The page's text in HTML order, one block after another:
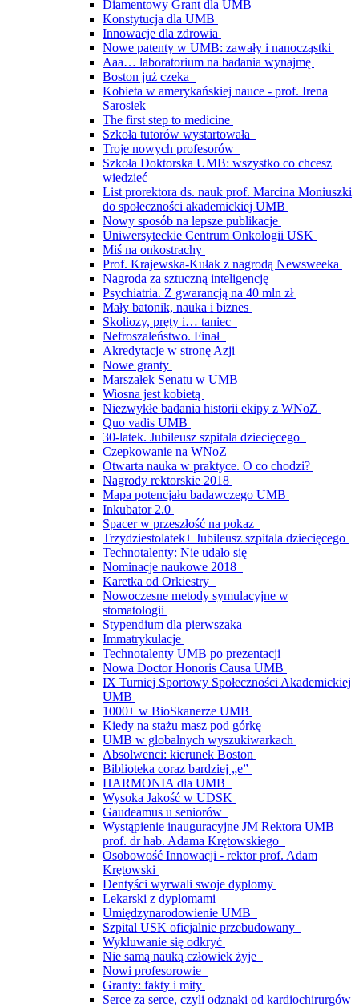
Diamentowy Grant dla UMB
Konstytucja dla UMB
Innowacje dla zdrowia
Nowe patenty w UMB: zawały i nanocząstki
Aaa… laboratorium na badania wynajmę
Boston już czeka
Kobieta w amerykańskiej nauce - prof. Irena
Sarosiek
The first step to medicine
Szkoła tutorów wystartowała
Troje nowych profesorów
Szkoła Doktorska UMB: wszystko co chcesz
wiedzieć
List prorektora ds. nauk prof. Marcina Moniuszki
do społeczności akademickiej UMB
Nowy sposób na lepsze publikacje
Uniwersyteckie Centrum Onkologii USK
Miś na onkostrachy
Prof. Krajewska-Kułak z nagrodą Newsweeka
Nagroda za sztuczną inteligencję
Psychiatria. Z gwarancją na 40 mln zł
Mały batonik, nauka i biznes
Skoliozy, pręty i… taniec
Nefroszaleństwo. Finał
Akredytacje w stronę Azji
Nowe granty
Marszałek Senatu w UMB
Wiosna jest kobietą
Niezwykłe badania historii ekipy z WNoZ
Quo vadis UMB
30-latek. Jubileusz szpitala dziecięcego
Czepkowanie na WNoZ
Otwarta nauka w praktyce. O co chodzi?
Nagrody rektorskie 2018
Mapa potencjału badawczego UMB
Inkubator 2.0
Spacer w przeszłość na pokaz
Trzydziestolatek+ Jubileusz szpitala dziecięcego
Technotalenty: Nie udało się
Nominacje naukowe 2018
Karetka od Orkiestry
Nowoczesne metody symulacyjne w
stomatologii
Stypendium dla pierwszaka
Immatrykulacje
Technotalenty UMB po prezentacji
Nowa Doctor Honoris Causa UMB
IX Turniej Sportowy Społeczności Akademickiej
UMB
1000+ w BioSkanerze UMB
Kiedy na stażu masz pod górkę
UMB w globalnych wyszukiwarkach
Absolwenci: kierunek Boston
Biblioteka coraz bardziej „e”
HARMONIA dla UMB
Wysoka Jakość w UDSK
Gaudeamus u seniorów
Wystąpienie inauguracyjne JM Rektora UMB
prof. dr hab. Adama Krętowskiego
Osobowość Innowacji - rektor prof. Adam
Krętowski
Dentyści wyrwali swoje dyplomy
Lekarski z dyplomami
Umiędzynarodowienie UMB
Szpital USK oficjalnie przebudowany
Wykluwanie się odkryć
Nie samą nauką człowiek żyje
Nowi profesorowie
Granty: fakty i mity
Serce za serce, czyli odznaki od kardiochirurgów